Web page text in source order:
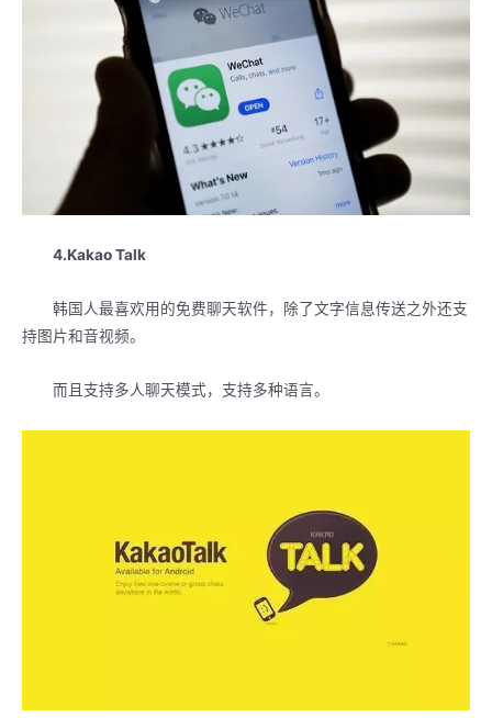
4.Kakao Talk
韩国人最喜欢用的免费聊天软件，除了文字信息传送之外还支
持图片和音视频。
而且支持多人聊天模式，支持多种语言。